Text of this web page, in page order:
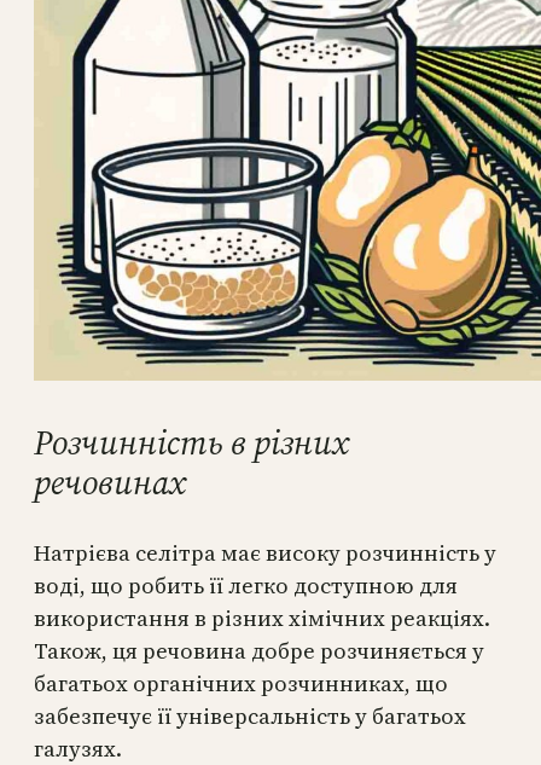
Розчинність в різних
речовинах
Натрієва селітра має високу розчинність у
воді, що робить її легко доступною для
використання в різних хімічних реакціях.
Також, ця речовина добре розчиняється у
багатьох органічних розчинниках, що
забезпечує її універсальність у багатьох
галузях.